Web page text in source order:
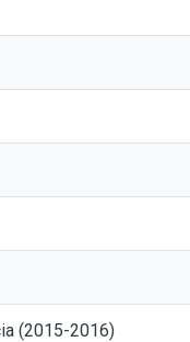
(2015-2016)